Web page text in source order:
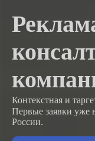
Контекстная и
Первые заявки уже
России.